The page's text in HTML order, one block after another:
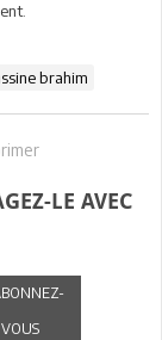
brahim
LE AVEC
VOUS